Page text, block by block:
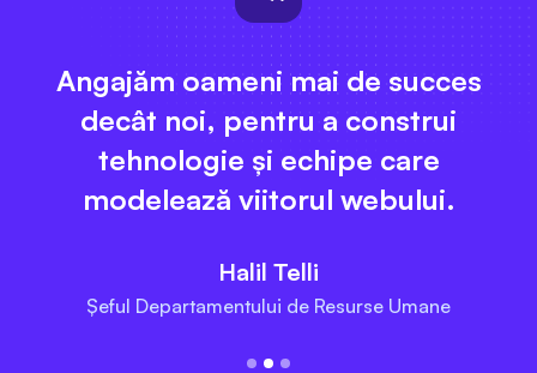
Angajăm oameni mai de succes
decât noi, pentru a construi
tehnologie și echipe care
modelează viitorul webului.
Halil Telli
Șeful Departamentului de Resurse Umane